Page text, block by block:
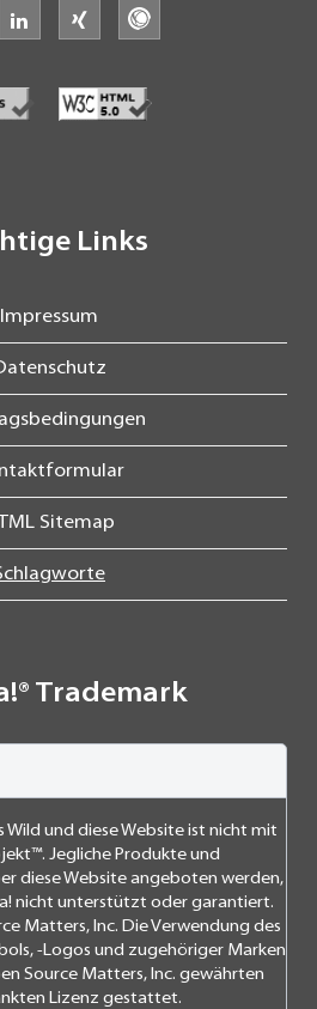
linkedin xing
Links
Impressum
Sitemap
Trademark
Wild und diese Website ist nicht mit
Jegliche Produkte und
diese Website angeboten werden,
nicht unterstützt oder garantiert.
Matters, Inc. Die Verwendung des
-Logos und zugehöriger Marken
Source Matters, Inc. gewährten
Lizenz gestattet.